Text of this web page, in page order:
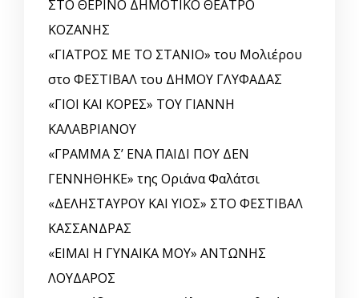
ΣΤΟ ΘΕΡΙΝΟ ΔΗΜΟΤΙΚΟ ΘΕΑΤΡΟ
ΚΟΖΑΝΗΣ
«ΓΙΑΤΡΟΣ ΜΕ ΤΟ ΣΤΑΝΙΟ» του Μολιέρου
στο ΦΕΣΤΙΒΑΛ του ΔΗΜΟΥ ΓΛΥΦΑΔΑΣ
«ΓΙΟΙ ΚΑΙ ΚΟΡΕΣ» ΤΟΥ ΓΙΑΝΝΗ
ΚΑΛΑΒΡΙΑΝΟΥ
«ΓΡΑΜΜΑ Σ’ ΕΝΑ ΠΑΙΔΙ ΠΟΥ ΔΕΝ
ΓΕΝΝΗΘΗΚΕ» της Οριάνα Φαλάτσι
«ΔΕΛΗΣΤΑΥΡΟΥ ΚΑΙ ΥΙΟΣ» ΣΤΟ ΦΕΣΤΙΒΑΛ
ΚΑΣΣΑΝΔΡΑΣ
«ΕΙΜΑΙ Η ΓΥΝΑΙΚΑ ΜΟΥ» ΑΝΤΩΝΗΣ
ΛΟΥΔΑΡΟΣ